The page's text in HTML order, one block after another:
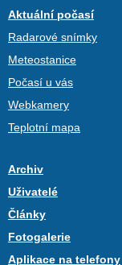
Aktuální počasí
Radarové snímky
Meteostanice
Počasí u vás
Webkamery
Teplotní mapa
Archiv
Uživatelé
Články
Fotogalerie
Aplikace na telefony